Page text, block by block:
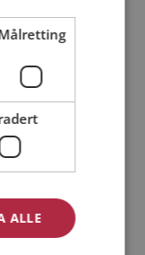
Kvinne
ALLE